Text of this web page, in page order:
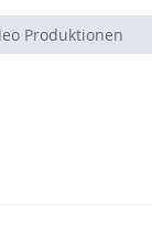
Produktionen